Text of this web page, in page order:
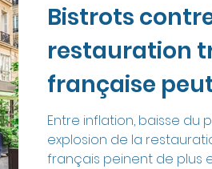
Bistrots
restauration
française
à la guerre
Entre inflation, baisse du
explosion de la
français peinent de plus